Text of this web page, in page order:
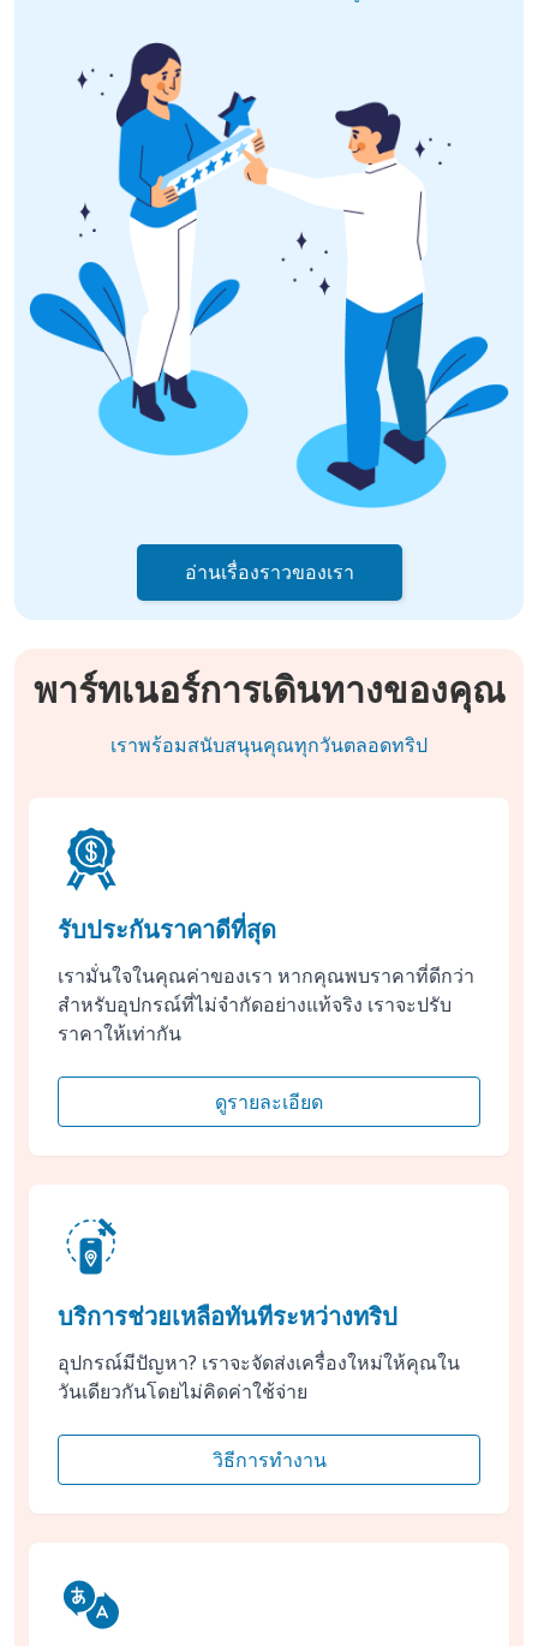
อ่านเรื่องราวของเรา
พาร์ทเนอร์การเดินทางของคุณ
เราพร้อมสนับสนุนคุณทุกวันตลอดทริป
รับประกันราคาดีที่สุด
เรามั่นใจในคุณค่าของเรา หากคุณพบราคาที่ดีกว่า
สำหรับอุปกรณ์ที่ไม่จำกัดอย่างแท้จริง เราจะปรับ
ราคาให้เท่ากัน
ดูรายละเอียด
บริการช่วยเหลือทันทีระหว่างทริป
อุปกรณ์มีปัญหา? เราจะจัดส่งเครื่องใหม่ให้คุณใน
วันเดียวกันโดยไม่คิดค่าใช้จ่าย
วิธีการทำงาน